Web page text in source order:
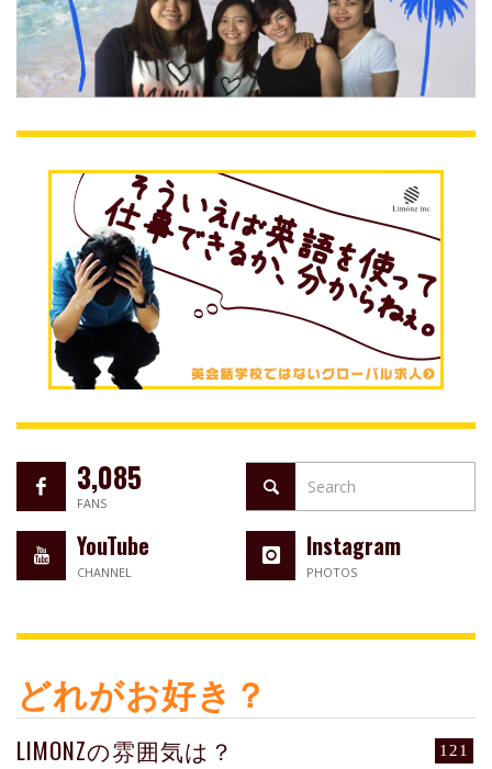
3,085
FANS
YouTube
CHANNEL
Instagram
PHOTOS
どれがお好き？
121
LIMONZの雰囲気は？